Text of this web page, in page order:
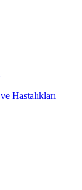
Hastalıkları